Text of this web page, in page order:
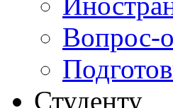
Вопрос-
Студенту